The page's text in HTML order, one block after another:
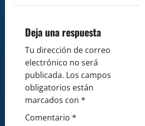
g
a
t
i
o
Deja una respuesta
Tu dirección de correo
electrónico no será
publicada. Los campos
obligatorios están
marcados con *
Comentario *